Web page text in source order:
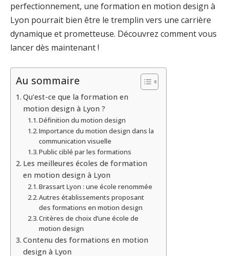
perfectionnement, une formation en motion design à
Lyon pourrait bien être le tremplin vers une carrière
dynamique et prometteuse. Découvrez comment vous
lancer dès maintenant !
Au sommaire
Qu’est-ce que la formation en
motion design à Lyon ?
Définition du motion design
Importance du motion design dans la
communication visuelle
Public ciblé par les formations
Les meilleures écoles de formation
en motion design à Lyon
Brassart Lyon : une école renommée
Autres établissements proposant
des formations en motion design
Critères de choix d’une école de
motion design
Contenu des formations en motion
design à Lyon